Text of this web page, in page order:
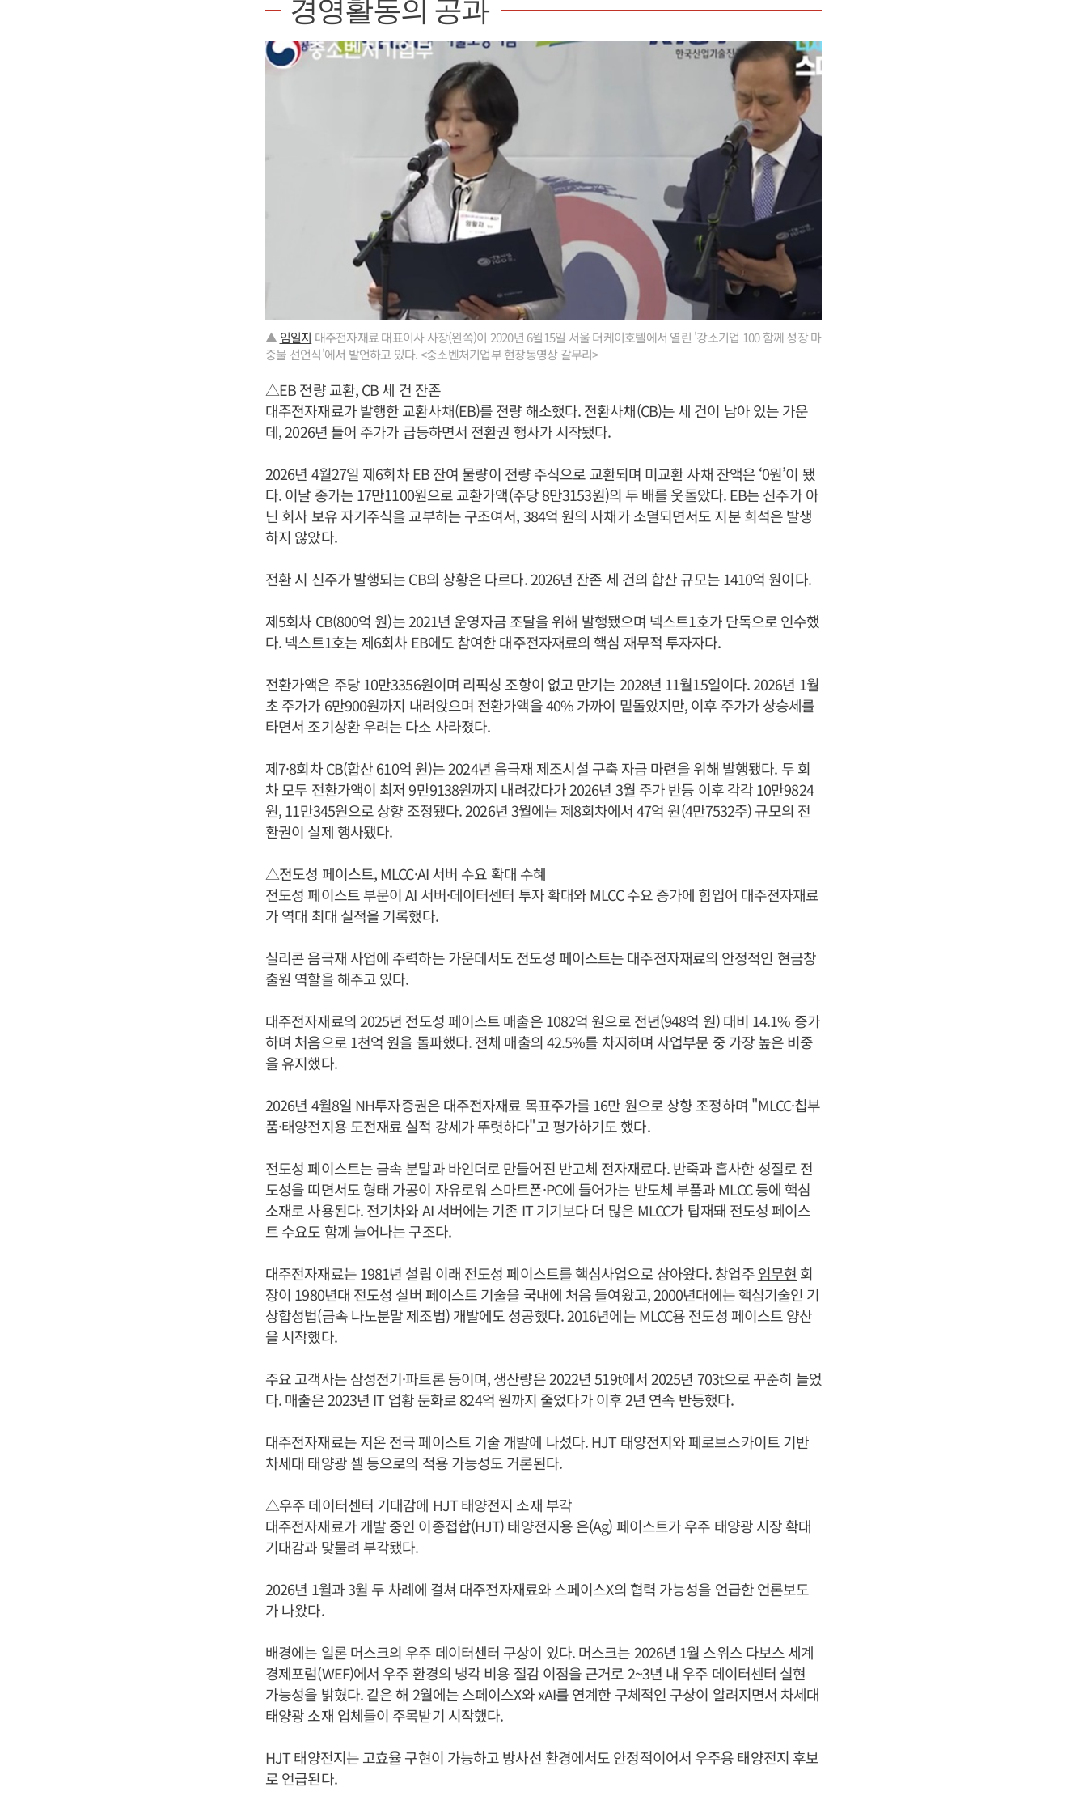
경영활동의 공과
▲임일지 대주전자재료 대표이사 사장(왼쪽)이 2020년 6월15일 서울 더케이호텔에서 열린 '강소기업 100 함께 성장 마
중물 선언식'에서 발언하고 있다. <중소벤처기업부 현장동영상 갈무리>
△EB 전량 교환, CB 세 건 잔존
대주전자재료가 발행한 교환사채(EB)를 전량 해소했다. 전환사채(CB)는 세 건이 남아 있는 가운
데, 2026년 들어 주가가 급등하면서 전환권 행사가 시작됐다.
2026년 4월27일 제6회차 EB 잔여 물량이 전량 주식으로 교환되며 미교환 사채 잔액은 ‘0원’이 됐
다. 이날 종가는 17만1100원으로 교환가액(주당 8만3153원)의 두 배를 웃돌았다. EB는 신주가 아
닌 회사 보유 자기주식을 교부하는 구조여서, 384억 원의 사채가 소멸되면서도 지분 희석은 발생
하지 않았다.
전환 시 신주가 발행되는 CB의 상황은 다르다. 2026년 잔존 세 건의 합산 규모는 1410억 원이다.
제5회차 CB(800억 원)는 2021년 운영자금 조달을 위해 발행됐으며 넥스트1호가 단독으로 인수했
다. 넥스트1호는 제6회차 EB에도 참여한 대주전자재료의 핵심 재무적 투자자다.
전환가액은 주당 10만3356원이며 리픽싱 조항이 없고 만기는 2028년 11월15일이다. 2026년 1월
초 주가가 6만900원까지 내려앉으며 전환가액을 40% 가까이 밑돌았지만, 이후 주가가 상승세를
타면서 조기상환 우려는 다소 사라졌다.
제7·8회차 CB(합산 610억 원)는 2024년 음극재 제조시설 구축 자금 마련을 위해 발행됐다. 두 회
차 모두 전환가액이 최저 9만9138원까지 내려갔다가 2026년 3월 주가 반등 이후 각각 10만9824
원, 11만345원으로 상향 조정됐다. 2026년 3월에는 제8회차에서 47억 원(4만7532주) 규모의 전
환권이 실제 행사됐다.
△전도성 페이스트, MLCC·AI 서버 수요 확대 수혜
전도성 페이스트 부문이 AI 서버·데이터센터 투자 확대와 MLCC 수요 증가에 힘입어 대주전자재료
가 역대 최대 실적을 기록했다.
실리콘 음극재 사업에 주력하는 가운데서도 전도성 페이스트는 대주전자재료의 안정적인 현금창
출원 역할을 해주고 있다.
대주전자재료의 2025년 전도성 페이스트 매출은 1082억 원으로 전년(948억 원) 대비 14.1% 증가
하며 처음으로 1천억 원을 돌파했다. 전체 매출의 42.5%를 차지하며 사업부문 중 가장 높은 비중
을 유지했다.
2026년 4월8일 NH투자증권은 대주전자재료 목표주가를 16만 원으로 상향 조정하며 "MLCC·칩부
품·태양전지용 도전재료 실적 강세가 뚜렷하다"고 평가하기도 했다.
전도성 페이스트는 금속 분말과 바인더로 만들어진 반고체 전자재료다. 반죽과 흡사한 성질로 전
도성을 띠면서도 형태 가공이 자유로워 스마트폰·PC에 들어가는 반도체 부품과 MLCC 등에 핵심
소재로 사용된다. 전기차와 AI 서버에는 기존 IT 기기보다 더 많은 MLCC가 탑재돼 전도성 페이스
트 수요도 함께 늘어나는 구조다.
대주전자재료는 1981년 설립 이래 전도성 페이스트를 핵심사업으로 삼아왔다. 창업주임무현 회
장이 1980년대 전도성 실버 페이스트 기술을 국내에 처음 들여왔고, 2000년대에는 핵심기술인 기
상합성법(금속 나노분말 제조법) 개발에도 성공했다. 2016년에는 MLCC용 전도성 페이스트 양산
을 시작했다.
주요 고객사는 삼성전기·파트론 등이며, 생산량은 2022년 519t에서 2025년 703t으로 꾸준히 늘었
다. 매출은 2023년 IT 업황 둔화로 824억 원까지 줄었다가 이후 2년 연속 반등했다.
대주전자재료는 저온 전극 페이스트 기술 개발에 나섰다. HJT 태양전지와 페로브스카이트 기반
차세대 태양광 셀 등으로의 적용 가능성도 거론된다.
△우주 데이터센터 기대감에 HJT 태양전지 소재 부각
대주전자재료가 개발 중인 이종접합(HJT) 태양전지용 은(Ag) 페이스트가 우주 태양광 시장 확대
기대감과 맞물려 부각됐다.
2026년 1월과 3월 두 차례에 걸쳐 대주전자재료와 스페이스X의 협력 가능성을 언급한 언론보도
가 나왔다.
배경에는 일론 머스크의 우주 데이터센터 구상이 있다. 머스크는 2026년 1월 스위스 다보스 세계
경제포럼(WEF)에서 우주 환경의 냉각 비용 절감 이점을 근거로 2~3년 내 우주 데이터센터 실현
가능성을 밝혔다. 같은 해 2월에는 스페이스X와 xAI를 연계한 구체적인 구상이 알려지면서 차세대
태양광 소재 업체들이 주목받기 시작했다.
HJT 태양전지는 고효율 구현이 가능하고 방사선 환경에서도 안정적이어서 우주용 태양전지 후보
로 언급된다.